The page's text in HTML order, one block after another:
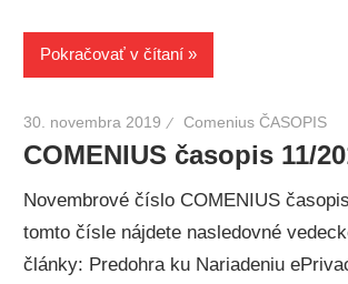
Pokračovať v čítaní
30. novembra 2019 Comenius ČASOPIS
COMENIUS časopis 11/
Novembrové číslo COMENIUS
tomto čísle nájdete nasledovné
články: Predohra ku Nariadeniu